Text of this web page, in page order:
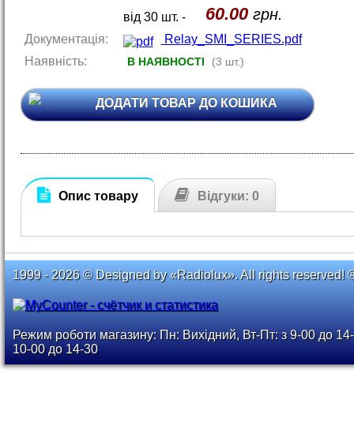
від 30 шт. - 60.00грн.
Документація:
Relay_SMI_SERIES.pdf
Наявність:
В НАЯВНОСТІ (3 шт.)
ДОДАТИ ТОВАР ДО КОШИКА
Опис товару Відгуки: 0
1999 - 2026 © Designed by «Radiolux». All rights reserved!
Режим роботи магазину: Пн: Вихідний, Вт-Пт: з 9-00 до
10-00 до 14-30